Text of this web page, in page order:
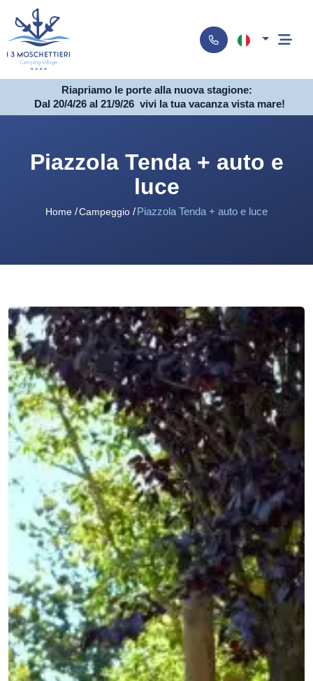
Riapriamo le porte alla nuova stagione:
Dal 20/4/26 al 21/9/26 vivi la tua vacanza vista mare!
Piazzola Tenda + auto e
luce
Home Campeggio Piazzola Tenda + auto e luce